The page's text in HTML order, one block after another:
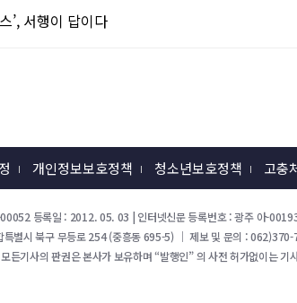
’, 서행이 답이다
개인정보보호정책 청소년보호정책 고충
등록일 : 2012. 05. 03 | 인터넷신문 등록번호 : 광주 아-
특별시 북구 무등로 254 (중흥동 695-5) ｜ 제보 및 문의 :
든기사의 판권은 본사가 보유하며 “발행인” 의 사전 허가없이는 기